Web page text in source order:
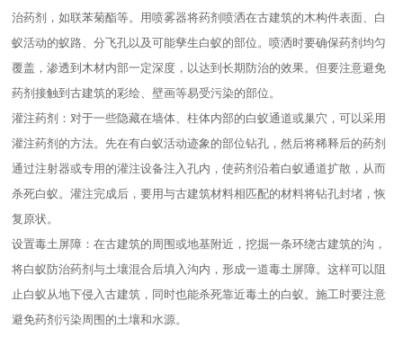
治药剂，如联苯菊酯等。用喷雾器将药剂喷洒在古建筑的木构件表面、白
蚁活动的蚁路、分飞孔以及可能孳生白蚁的部位。喷洒时要确保药剂均匀
覆盖，渗透到木材内部一定深度，以达到长期防治的效果。但要注意避免
药剂接触到古建筑的彩绘、壁画等易受污染的部位。
灌注药剂：对于一些隐藏在墙体、柱体内部的白蚁通道或巢穴，可以采用
灌注药剂的方法。先在有白蚁活动迹象的部位钻孔，然后将稀释后的药剂
通过注射器或专用的灌注设备注入孔内，使药剂沿着白蚁通道扩散，从而
杀死白蚁。灌注完成后，要用与古建筑材料相匹配的材料将钻孔封堵，恢
复原状。
设置毒土屏障：在古建筑的周围或地基附近，挖掘一条环绕古建筑的沟，
将白蚁防治药剂与土壤混合后填入沟内，形成一道毒土屏障。这样可以阻
止白蚁从地下侵入古建筑，同时也能杀死靠近毒土的白蚁。施工时要注意
避免药剂污染周围的土壤和水源。